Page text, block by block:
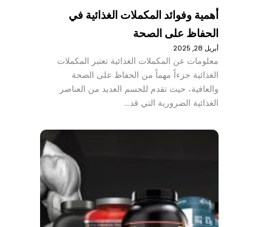
أهمية وفوائد المكملات الغذائية في
الحفاظ على الصحة
أبريل 28, 2025
معلومات عن المكملات الغذائية تعتبر المكملات
الغذائية جزءاً مهماً من الحفاظ على الصحة
والعافية، حيث تقدم للجسم العديد من العناصر
الغذائية الضرورية التي قد…